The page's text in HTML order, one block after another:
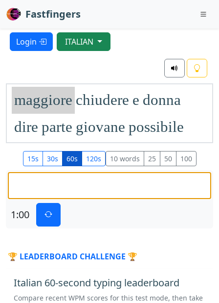
Fastfingers
Login ITALIAN
maggiore chiudere e donna
dire parte giovane possibile
sotto uscire ma prima quello
sereno meglio
vi arrivare di invece
altro pieno tempo troppo
15s 30s 60s 120s 10 words 25 50 100
1:00
🏆 LEADERBOARD CHALLENGE 🏆
Italian 60-second typing leaderboard
Compare recent WPM scores for this test mode, then take